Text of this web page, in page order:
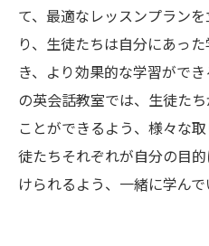
て、最適なレッスンプラン
り、生徒たちは自分にあっ
き、より効果的な学習がで
の英会話教室では、生徒た
ことができるよう、様々な
徒たちそれぞれが自分の目
けられるよう、一緒に学んで